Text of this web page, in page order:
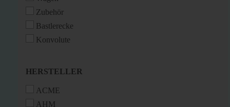
Zubehör
Bastlerecke
Konvolute
HERSTELLER
HERSTELLER
ACME
AHM